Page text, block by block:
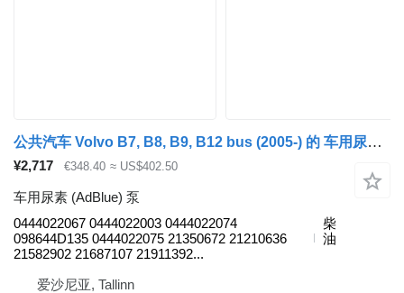
公共汽车 Volvo B7, B8, B9, B12 bus (2005-) 的 车用尿素 (AdBlue) 泵 VOLVO,BOSCH 0444022067
¥2,717 €348.40 ≈ US$402.50
车用尿素 (AdBlue) 泵
0444022067 0444022003 0444022074
098644D135 0444022075 21350672 21210636
21582902 21687107 21911392...
柴
油
爱沙尼亚, Tallinn